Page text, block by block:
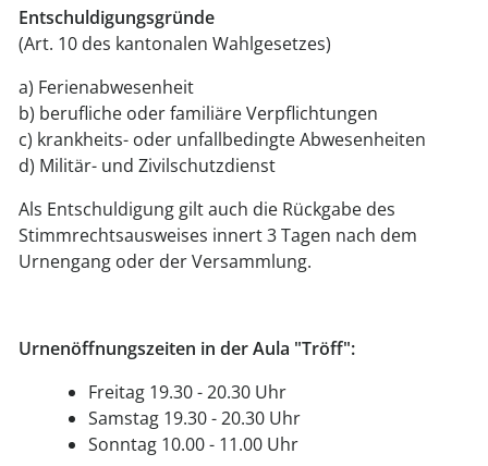
Entschuldigungsgründe
(Art. 10 des kantonalen Wahlgesetzes)
a) Ferienabwesenheit
b) berufliche oder familiäre Verpflichtungen
c) krankheits- oder unfallbedingte Abwesenheiten
d) Militär- und Zivilschutzdienst
Als Entschuldigung gilt auch die Rückgabe des
Stimmrechtsausweises innert 3 Tagen nach dem
Urnengang oder der Versammlung.
Urnenöffnungszeiten in der Aula "Tröff":
Freitag 19.30 - 20.30 Uhr
Samstag 19.30 - 20.30 Uhr
Sonntag 10.00 - 11.00 Uhr